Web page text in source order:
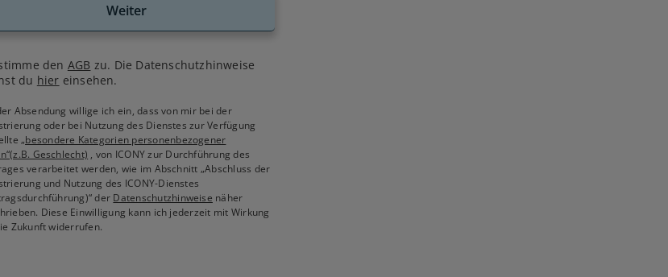
Weiter
den AGB zu. Die Datenschutzhinweise
du hier einsehen.
Absendung willige ich ein, dass von mir bei der
oder bei Nutzung des Dienstes zur Verfügung
„besondere Kategorien personenbezogener
Geschlecht) , von ICONY zur Durchführung des
verarbeitet werden, wie im Abschnitt „Abschluss der
und Nutzung des ICONY-Dienstes
der Datenschutzhinweise näher
Diese Einwilligung kann ich jederzeit mit Wirkung
Zukunft widerrufen.